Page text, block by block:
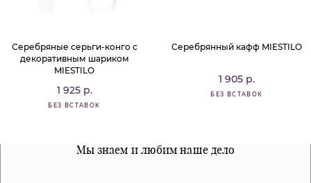
Серебряные серьги-конго с
декоративным шариком
MIESTILO
1 925 р.
БЕЗ ВСТАВОК
Серебрянный кафф MIESTILO
1 905 р.
БЕЗ ВСТАВОК
Мы знаем и любим наше дело
Все наши материалы гипоалергенны
Примерка перед покупкой